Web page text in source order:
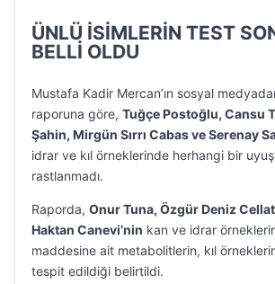
ÜNLÜ İSİMLERİN TEST
BELLİ OLDU
Mustafa Kadir Mercan’ın sosyal
raporuna göre, Tuğçe Postoğlu, Cansu
Şahin, Mirgün Sırrı Cabas ve Serenay
idrar ve kıl örneklerinde herhangi bir
rastlanmadı.
Raporda, Onur Tuna, Özgür Deniz
Haktan Canevi’nin kan ve idrar
maddesine ait metabolitlerin, kıl
tespit edildiği belirtildi.